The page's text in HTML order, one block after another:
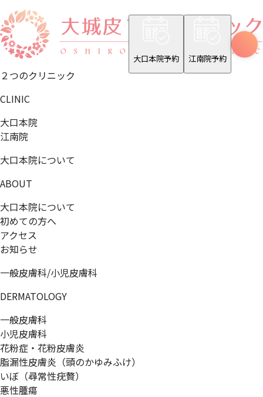
大口本院予約 江南院予約
２つのクリニック
CLINIC
大口本院
江南院
大口本院について
ABOUT
大口本院について
初めての方へ
アクセス
お知らせ
一般皮膚科/小児皮膚科
DERMATOLOGY
一般皮膚科
小児皮膚科
花粉症・花粉皮膚炎
脂漏性皮膚炎（頭のかゆみふけ）
いぼ（尋常性疣贅）
悪性腫瘍